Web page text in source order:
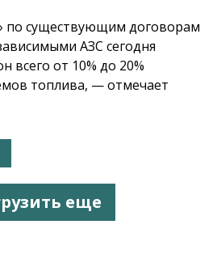
по существующим договорам
АЗС сегодня
всего от 10% до 20%
топлива, — отмечает
еще